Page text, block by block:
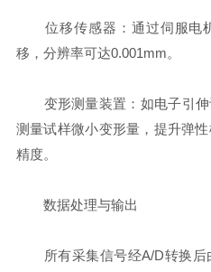
位移传感器‌：通过伺服电
移，分辨率可达0.001mm。
变形测量装置‌：如电子引伸
测量试样微小变形量，提升弹
精度。
‌数据处理与输出‌
所有采集信号经A/D转换后